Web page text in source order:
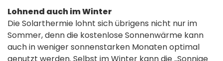
Lohnend auch im Winter
Die Solarthermie lohnt sich übrigens nicht nur im
Sommer, denn die kostenlose Sonnenwärme kann
auch in weniger sonnenstarken Monaten optimal
genutzt werden. Selbst im Winter kann die „Sonnige